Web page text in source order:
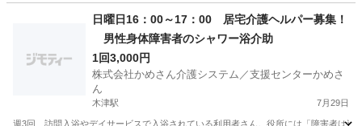
ホームヘルパー
日曜日16：00～17：00 居宅介護ヘルパー募集！
男性身体障害者のシャワー浴介助
1回3,000円
株式会社かめさん介護システム／支援センターかめさ
ん
木津駅 7月29日
週3回、訪問入浴やデイサービスで入浴されている利用者さん。役所には「障害者は